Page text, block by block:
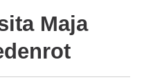
Maja